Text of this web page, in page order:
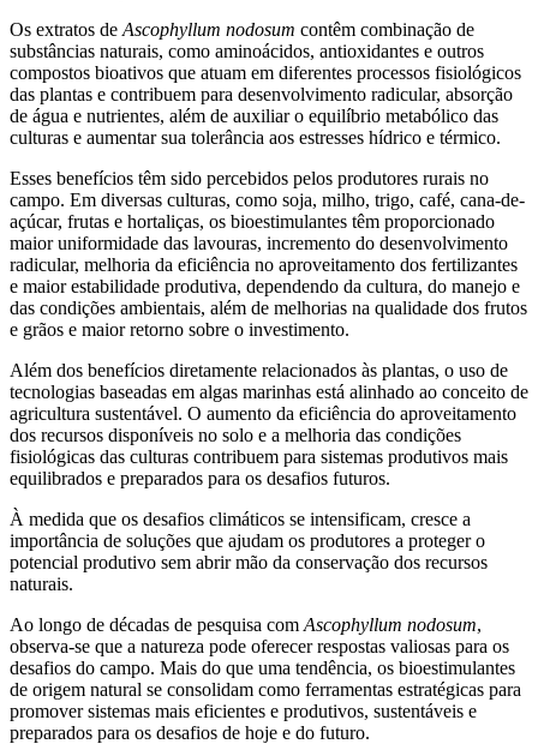
Os extratos de Ascophyllum nodosum contêm combinação de
substâncias naturais, como aminoácidos, antioxidantes e outros
compostos bioativos que atuam em diferentes processos fisiológicos
das plantas e contribuem para desenvolvimento radicular, absorção
de água e nutrientes, além de auxiliar o equilíbrio metabólico das
culturas e aumentar sua tolerância aos estresses hídrico e térmico.
Esses benefícios têm sido percebidos pelos produtores rurais no
campo. Em diversas culturas, como soja, milho, trigo, café, cana-de-
açúcar, frutas e hortaliças, os bioestimulantes têm proporcionado
maior uniformidade das lavouras, incremento do desenvolvimento
radicular, melhoria da eficiência no aproveitamento dos fertilizantes
e maior estabilidade produtiva, dependendo da cultura, do manejo e
das condições ambientais, além de melhorias na qualidade dos frutos
e grãos e maior retorno sobre o investimento.
Além dos benefícios diretamente relacionados às plantas, o uso de
tecnologias baseadas em algas marinhas está alinhado ao conceito de
agricultura sustentável. O aumento da eficiência do aproveitamento
dos recursos disponíveis no solo e a melhoria das condições
fisiológicas das culturas contribuem para sistemas produtivos mais
equilibrados e preparados para os desafios futuros.
À medida que os desafios climáticos se intensificam, cresce a
importância de soluções que ajudam os produtores a proteger o
potencial produtivo sem abrir mão da conservação dos recursos
naturais.
Ao longo de décadas de pesquisa com Ascophyllum nodosum,
observa-se que a natureza pode oferecer respostas valiosas para os
desafios do campo. Mais do que uma tendência, os bioestimulantes
de origem natural se consolidam como ferramentas estratégicas para
promover sistemas mais eficientes e produtivos, sustentáveis e
preparados para os desafios de hoje e do futuro.